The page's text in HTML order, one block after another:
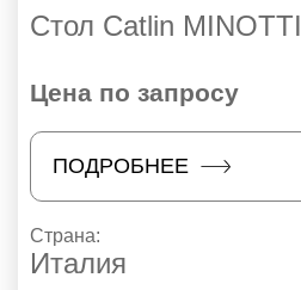
Стол Catlin MINOTTI
Цена по запросу
ПОДРОБНЕЕ
Страна:
Италия